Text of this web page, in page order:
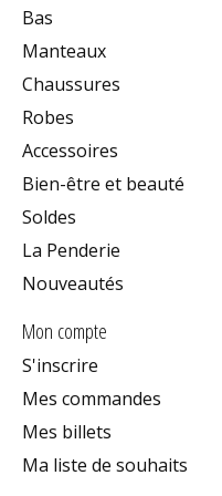
Bas
Manteaux
Chaussures
Robes
Accessoires
Bien-être et beauté
Soldes
La Penderie
Nouveautés
Mon compte
S'inscrire
Mes commandes
Mes billets
Ma liste de souhaits